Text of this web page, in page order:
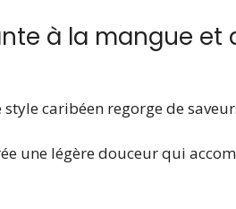
à la mangue et
caribéen regorge de
une légère douceur qui